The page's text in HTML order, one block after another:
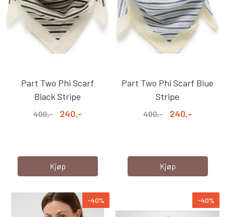
Part Two Phi Scarf
Black Stripe
400,- 240,-
Kjøp
Part Two Phi Scarf Blue
Stripe
400,- 240,-
Kjøp
-40% -40%